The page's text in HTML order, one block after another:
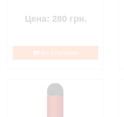
Цена: 280 грн.
Нет в наличии